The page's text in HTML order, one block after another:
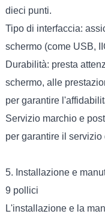
dieci punti.
Tipo di interfaccia:
schermo (come USB,
Durabilità: presta
schermo, alle
per garantire
Servizio marchio e
per garantire il
5. Installazione e
9 pollici
L'installazione e la